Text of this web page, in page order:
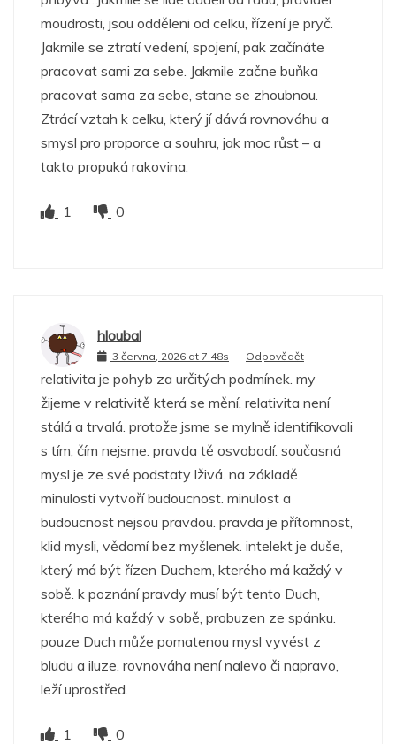
moudrosti, jsou odděleni od celku, řízení je pryč.
Jakmile se ztratí vedení, spojení, pak začínáte
pracovat sami za sebe. Jakmile začne buňka
pracovat sama za sebe, stane se zhoubnou.
Ztrácí vztah k celku, který jí dává rovnováhu a
smysl pro proporce a souhru, jak moc růst – a
takto propuká rakovina.
1 0
hloubal
3 června, 2026 at 7:48s Odpovědět
relativita je pohyb za určitých podmínek. my
žijeme v relativitě která se mění. relativita není
stálá a trvalá. protože jsme se mylně identifikovali
s tím, čím nejsme. pravda tě osvobodí. současná
mysl je ze své podstaty lživá. na základě
minulosti vytvoří budoucnost. minulost a
budoucnost nejsou pravdou. pravda je přítomnost,
klid mysli, vědomí bez myšlenek. intelekt je duše,
který má být řízen Duchem, kterého má každý v
sobě. k poznání pravdy musí být tento Duch,
kterého má každý v sobě, probuzen ze spánku.
pouze Duch může pomatenou mysl vyvést z
bludu a iluze. rovnováha není nalevo či napravo,
leží uprostřed.
1 0